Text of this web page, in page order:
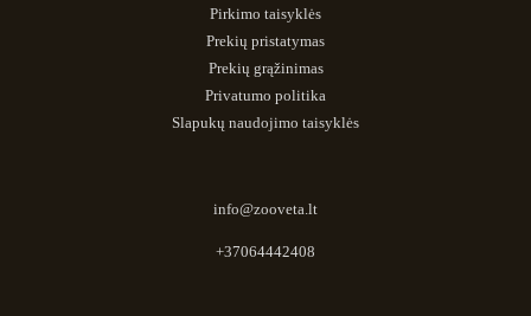
Pirkimo taisyklės
Prekių pristatymas
Prekių grąžinimas
Privatumo politika
Slapukų naudojimo taisyklės
info@zooveta.lt
+37064442408